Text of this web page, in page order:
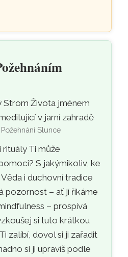
Slunce
rituály Ti může
S jakýmikoliv, ke
i duchovní tradice
pozornost – ať jí říkáme
– prospívá
si tuto krátkou
zalíbí, dovol si ji zařadit
si ji upravíš podle